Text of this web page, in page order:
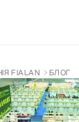
FIALAN БЛОГ